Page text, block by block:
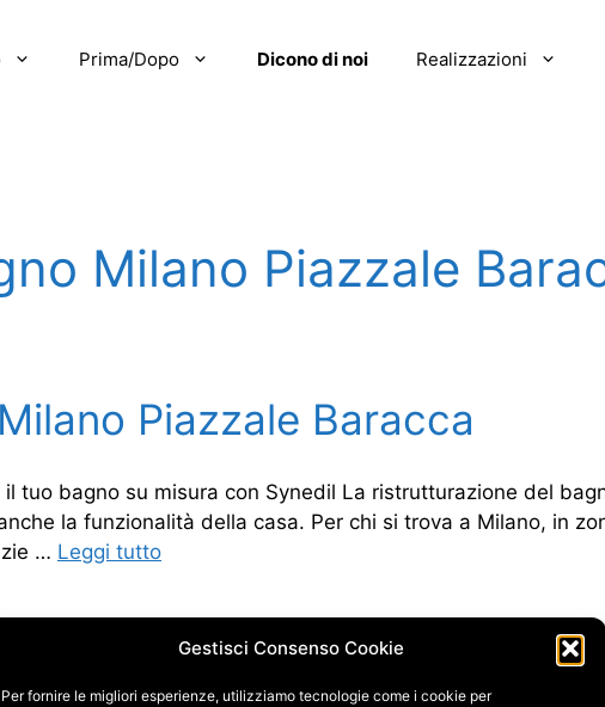
Gestisci Consenso Cookie
Per fornire le migliori esperienze, utilizziamo tecnologie come i cookie per
Prima/Dopo Dicono di noi Realizzazioni
Milano Piazzale
Piazzale Baracca
tuo bagno su misura con Synedil La ristrutturazione del
la funzionalità della casa. Per chi si trova a Milano, in
… Leggi tutto